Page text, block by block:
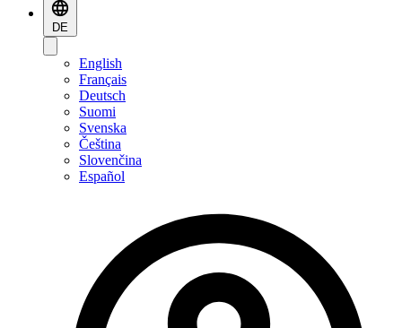
DE
English
Français
Deutsch
Suomi
Svenska
Čeština
Slovenčina
Español